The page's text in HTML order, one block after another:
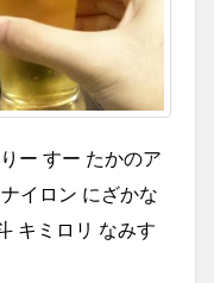
ー すー たかのア
イロン にざかな
キミロリ なみす